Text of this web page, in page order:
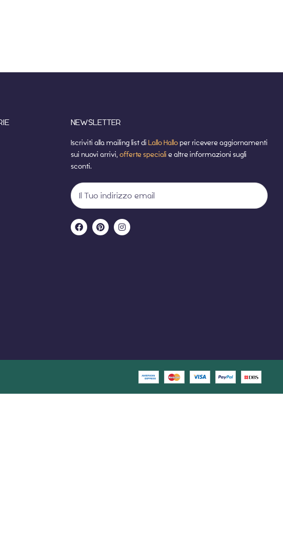
NEWSLETTER
Iscriviti alla mailing list di Lallo Halloper ricevere aggiornamenti
sui nuovi arrivi,offerte speciali e altre informazioni sugli
sconti.